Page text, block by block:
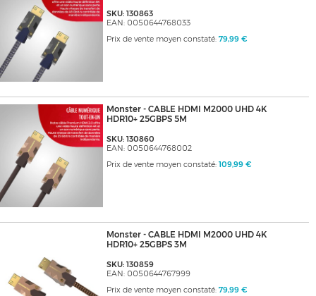
SKU: 130863
EAN: 0050644768033
Prix de vente moyen constaté: 79,99 €
Monster - CABLE HDMI M2000 UHD 4K
HDR10+ 25GBPS 5M
SKU: 130860
EAN: 0050644768002
Prix de vente moyen constaté: 109,99 €
Monster - CABLE HDMI M2000 UHD 4K
HDR10+ 25GBPS 3M
SKU: 130859
EAN: 0050644767999
Prix de vente moyen constaté: 79,99 €